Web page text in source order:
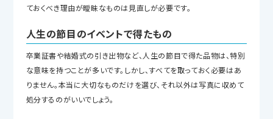
ておくべき理由が曖昧なものは見直しが必要です。
人生の節目のイベントで得たもの
卒業証書や結婚式の引き出物など、人生の節目で得た品物は、特別
な意味を持つことが多いです。しかし、すべてを取っておく必要はあ
りません。本当に大切なものだけを選び、それ以外は写真に収めて
処分するのがいいでしょう。